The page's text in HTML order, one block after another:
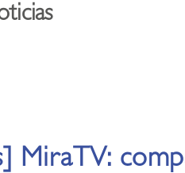
MiraTV: